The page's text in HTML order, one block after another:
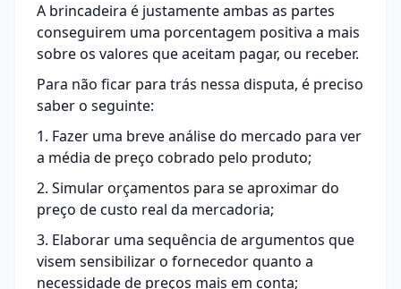
A brincadeira é justamente ambas as partes
conseguirem uma porcentagem positiva a mais
sobre os valores que aceitam pagar, ou receber.
Para não ficar para trás nessa disputa, é preciso
saber o seguinte:
1. Fazer uma breve análise do mercado para ver
a média de preço cobrado pelo produto;
2. Simular orçamentos para se aproximar do
preço de custo real da mercadoria;
3. Elaborar uma sequência de argumentos que
visem sensibilizar o fornecedor quanto a
necessidade de preços mais em conta;